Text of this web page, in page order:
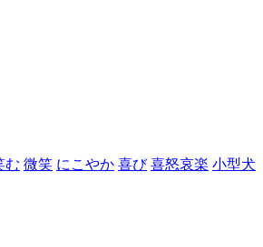
む 微笑 にこやか 喜び 喜怒哀楽 小型犬